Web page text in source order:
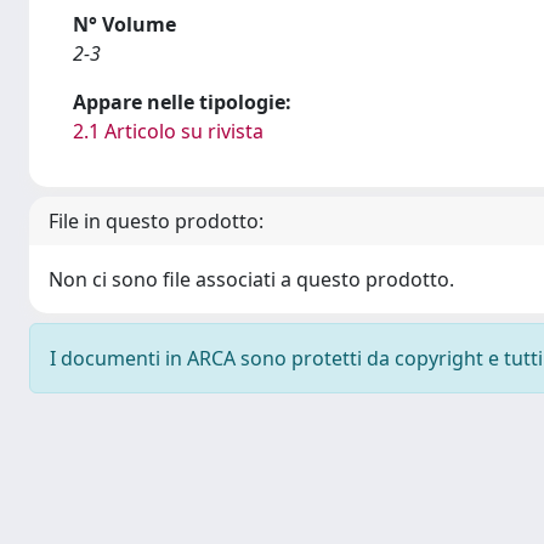
N° Volume
2-3
Appare nelle tipologie:
2.1 Articolo su rivista
File in questo prodotto:
Non ci sono file associati a questo prodotto.
I documenti in ARCA sono protetti da copyright e